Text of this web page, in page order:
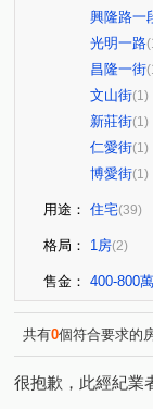
興隆路一
光明一路
昌隆一街
文山街(1)
新莊街(1)
仁愛街(1)
博愛街(1)
用途： 住宅(39)
格局： 1房(2)
售金： 400-800
共有0個符合要求的
很抱歉，此經紀業